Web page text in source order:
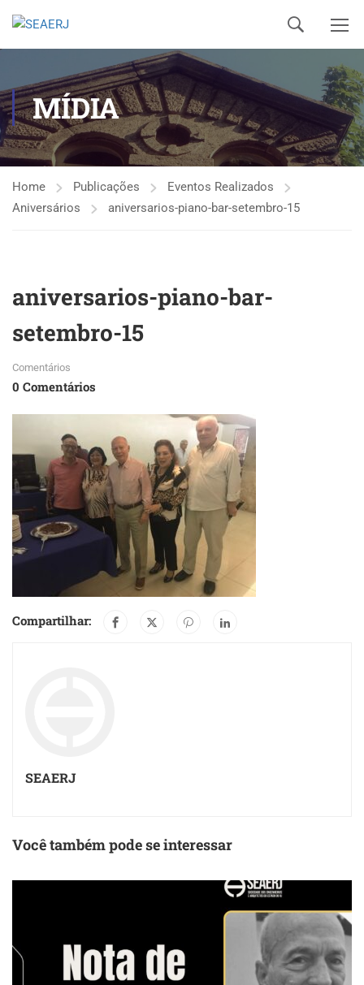
MÍDIA
Home Publicações
Eventos Realizados
Aniversários
aniversarios-piano-bar-setembro-15
aniversarios-piano-bar-
setembro-15
Comentários
0 Comentários
Compartilhar:
SEAERJ
Você também pode se interessar